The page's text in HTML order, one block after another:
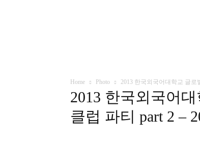
Home Photo 2013 한국외국어대학교 글로
2013 한국외국어
클럽 파티 part 2 –